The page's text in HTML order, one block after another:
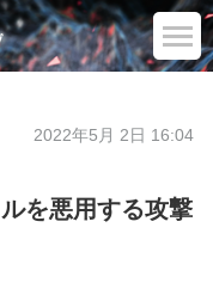
2022年5月 2日 16:04
を悪用する攻撃